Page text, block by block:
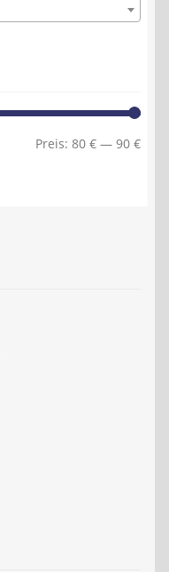
Min.
Max.
Preis: 80 € — 90 €